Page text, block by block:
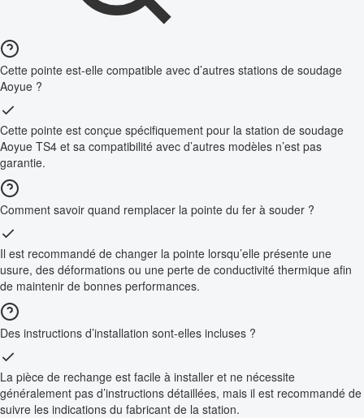
Cette pointe est-elle compatible avec d’autres stations de soudage
Aoyue ?
Cette pointe est conçue spécifiquement pour la station de soudage
Aoyue TS4 et sa compatibilité avec d’autres modèles n’est pas
garantie.
Comment savoir quand remplacer la pointe du fer à souder ?
Il est recommandé de changer la pointe lorsqu’elle présente une
usure, des déformations ou une perte de conductivité thermique afin
de maintenir de bonnes performances.
Des instructions d’installation sont-elles incluses ?
La pièce de rechange est facile à installer et ne nécessite
généralement pas d’instructions détaillées, mais il est recommandé de
suivre les indications du fabricant de la station.